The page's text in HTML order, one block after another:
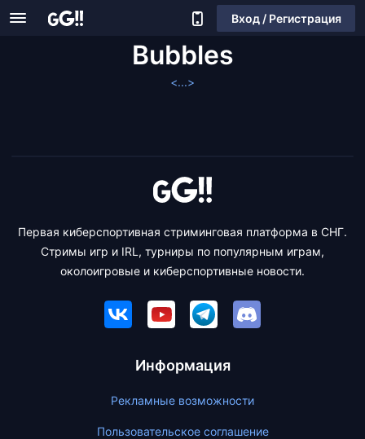
Вход / Регистрация
Bubbles
<...>
Первая киберспортивная стриминговая платформа в СНГ.
Стримы игр и IRL, турниры по популярным играм,
околоигровые и киберспортивные новости.
Информация
Рекламные возможности
Пользовательское соглашение